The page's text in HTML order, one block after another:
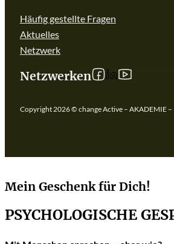
Häufig gestellte Fragen
Aktuelles
Netzwerk
Netzwerken Follow us on
Follow us on
Copyright 2026 © change Active – AKADEMIE –
Mein Geschenk für Dich!
PSYCHOLOGISCHE